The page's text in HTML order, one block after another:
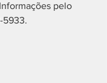
pelo
5933.